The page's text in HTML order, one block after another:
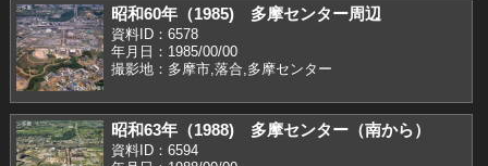
昭和60年（1985) 多摩センター周辺
資料ID：6578
年月日：1985/00/00
撮影地：多摩市,落合,多摩センター
昭和63年（1988) 多摩センター（南から）
資料ID：6594